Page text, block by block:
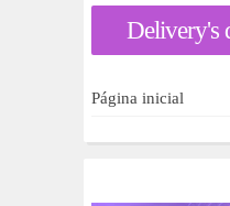
a
p
r
Delivery's
Página inicial